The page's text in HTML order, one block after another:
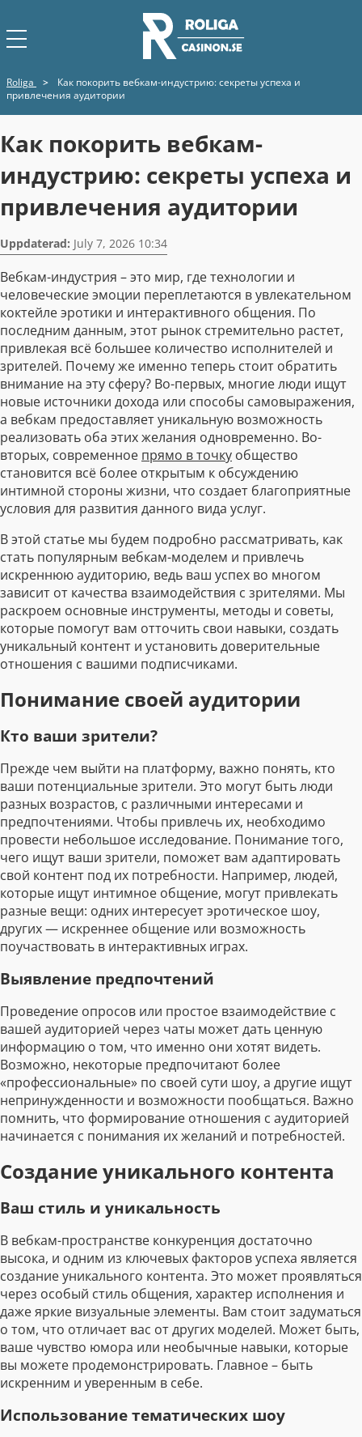
Roliga >
Как покорить вебкам-индустрию: секреты успеха и
привлечения аудитории
Как покорить вебкам-
индустрию: секреты успеха и
привлечения аудитории
Uppdaterad: July 7, 2026 10:34
Вебкам-индустрия – это мир, где технологии и
человеческие эмоции переплетаются в увлекательном
коктейле эротики и интерактивного общения. По
последним данным, этот рынок стремительно растет,
привлекая всё большее количество исполнителей и
зрителей. Почему же именно теперь стоит обратить
внимание на эту сферу? Во-первых, многие люди ищут
новые источники дохода или способы самовыражения,
а вебкам предоставляет уникальную возможность
реализовать оба этих желания одновременно. Во-
вторых, современное прямо в точку общество
становится всё более открытым к обсуждению
интимной стороны жизни, что создает благоприятные
условия для развития данного вида услуг.
В этой статье мы будем подробно рассматривать, как
стать популярным вебкам-моделем и привлечь
искреннюю аудиторию, ведь ваш успех во многом
зависит от качества взаимодействия с зрителями. Мы
раскроем основные инструменты, методы и советы,
которые помогут вам отточить свои навыки, создать
уникальный контент и установить доверительные
отношения с вашими подписчиками.
Понимание своей аудитории
Кто ваши зрители?
Прежде чем выйти на платформу, важно понять, кто
ваши потенциальные зрители. Это могут быть люди
разных возрастов, с различными интересами и
предпочтениями. Чтобы привлечь их, необходимо
провести небольшое исследование. Понимание того,
чего ищут ваши зрители, поможет вам адаптировать
свой контент под их потребности. Например, людей,
которые ищут интимное общение, могут привлекать
разные вещи: одних интересует эротическое шоу,
других — искреннее общение или возможность
поучаствовать в интерактивных играх.
Выявление предпочтений
Проведение опросов или простое взаимодействие с
вашей аудиторией через чаты может дать ценную
информацию о том, что именно они хотят видеть.
Возможно, некоторые предпочитают более
«профессиональные» по своей сути шоу, а другие ищут
непринужденности и возможности пообщаться. Важно
помнить, что формирование отношения с аудиторией
начинается с понимания их желаний и потребностей.
Создание уникального контента
Ваш стиль и уникальность
В вебкам-пространстве конкуренция достаточно
высока, и одним из ключевых факторов успеха является
создание уникального контента. Это может проявляться
через особый стиль общения, характер исполнения и
даже яркие визуальные элементы. Вам стоит задуматься
о том, что отличает вас от других моделей. Может быть,
ваше чувство юмора или необычные навыки, которые
вы можете продемонстрировать. Главное – быть
искренним и уверенным в себе.
Использование тематических шоу